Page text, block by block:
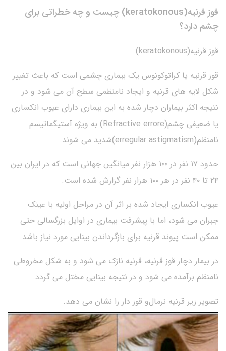
قوز قرنیه(keratokonous) چیست و چه خطراتی برای
چشم دارد؟
قوز قرنیه(keratokonous)
قوز قرنیه یا کراتوکونوس یک بیماری چشمی است که باعث تغییر
شکل لایه های قرنیه و ایجاد نامنظمی سطح آن می شود و در
نتیجه اکثر بیماران دچار شده به این بیماری دارای عیوب انکساری
یا ضعیفی چشم(Refractive errore) به ویژه آستیگماتیسم
نامنظم(erregular astigmatism)شدید می شوند.
حدود ۱۷ نفر در ۱۰۰ هزار نفر میانگین جهانی است که در ایران بین
۲۴ تا ۴۰ نفر در هر ۱۰۰ هزار نفر گزارش شده است.
عیوب انکساری ایجاد شده بر اثر آن در مراحل اولیه با عینک
جبران می شود، اما با پیشرفت بیماری در اوایل بزرگسالی حتی
ممکن است پیوند قرنیه برای بازگرداندن بینایی مورد نیاز باشد.
در بیمار دچار قوز قرنیه، قرنیه نازک می شود و به شکل مخروطی
نامنظم برآمده می شود و در نتیجه بینایی مختل می گردد.
تصویر زیر قرنیه نرمال‌و قوز دار را نشان می دهد.